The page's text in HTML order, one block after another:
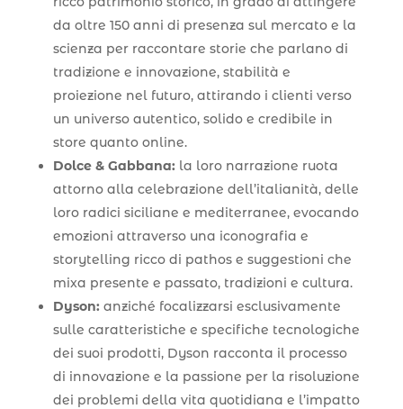
da oltre 150 anni di presenza sul mercato e la
scienza per raccontare storie che parlano di
tradizione e innovazione, stabilità e
proiezione nel futuro, attirando i clienti verso
un universo autentico, solido e credibile in
store quanto online.
Dolce & Gabbana: la loro narrazione ruota
attorno alla celebrazione dell’italianità, delle
loro radici siciliane e mediterranee, evocando
emozioni attraverso una iconografia e
storytelling ricco di pathos e suggestioni che
mixa presente e passato, tradizioni e cultura.
Dyson: anziché focalizzarsi esclusivamente
sulle caratteristiche e specifiche tecnologiche
dei suoi prodotti, Dyson racconta il processo
di innovazione e la passione per la risoluzione
dei problemi della vita quotidiana e l’impatto